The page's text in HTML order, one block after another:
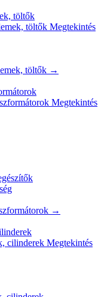
töltők
töltők Megtekintés
töltők →
Megtekintés
→
cilinderek Megtekintés